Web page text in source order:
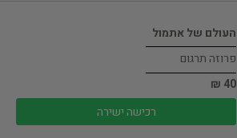
העולם של אתמול
פרוזה תרגום
40 ₪
רכישה ישירה